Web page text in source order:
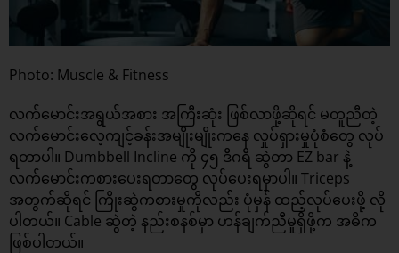
Photo: Muscle & Fitness
လက်မောင်းအရွယ်အစား အကြီးဆုံး ဖြစ်လာဖို့ဆိုရင် မတူညီတဲ့
လက်မောင်းလေ့ကျင့်ခန်းအမျိုးမျိုးကနေ လှုပ်ရှားမှုပုံစံတွေ လုပ်
ရတာပါ။ Dumbbell Incline ကို ၄၅ ဒီဂရီ ဆွဲတာ EZ bar နဲ့
လက်မောင်းကစားပေးရတာတွေ လုပ်ပေးရမှာပါ။ Triceps
အတွက်ဆိုရင် ကြိုးဆွဲကစားမှုကိုလည်း ပုံမှန် ထည့်လုပ်ပေးဖို့ လို
ပါတယ်။ Cable ဆွဲတဲ့ နည်းစနစ်မှာ ဟန်ချက်ညီမှုရှိဖို့က အဓိက
ဖြစ်ပါတယ်။